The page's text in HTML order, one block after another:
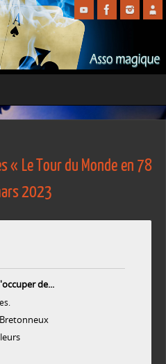
« Le Tour du Monde en 78
2023
de...